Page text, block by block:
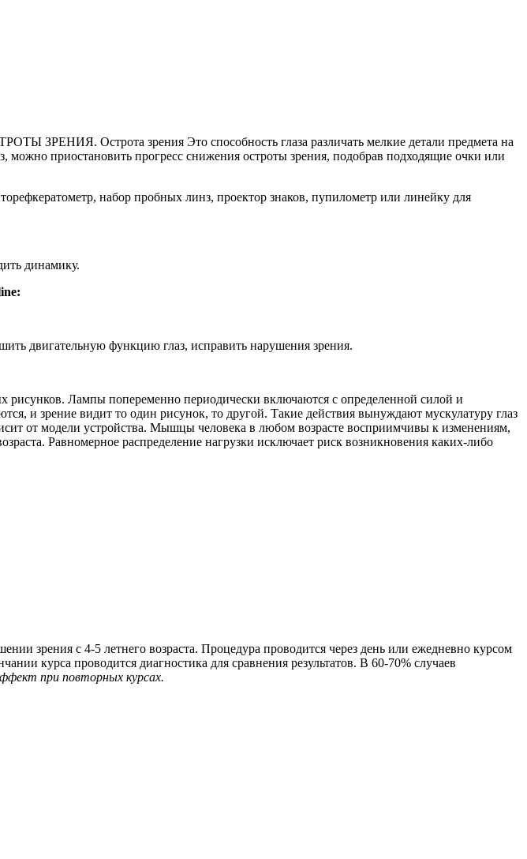
ЗРЕНИЯ. Острота зрения Это способность глаза различать мелкие детали предмета на
можно приостановить прогресс снижения остроты зрения, подобрав подходящие очки или
набор пробных линз, проектор знаков, пупилометр или линейку для
динамику.
двигательную функцию глаз, исправить нарушения зрения.
Лампы попеременно периодически включаются с определенной силой и
и зрение видит то один рисунок, то другой. Такие действия вынуждают мускулатуру глаз
от модели устройства. Мышцы человека в любом возрасте восприимчивы к изменениям,
Равномерное распределение нагрузки исключает риск возникновения каких-либо
зрения с 4-5 летнего возраста. Процедура проводится через день или ежедневно курсом
курса проводится диагностика для сравнения результатов. В 60-70% случаев
при повторных курсах.